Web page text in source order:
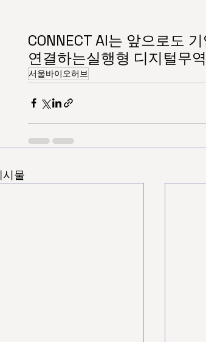
CONNECT AI는 앞으로도
연결하는실행형 디지털무
서울바이오허브
시물